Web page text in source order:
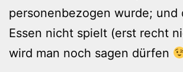
personenbezogen wurde; und
Essen nicht spielt (erst recht
wird man noch sagen dürfen